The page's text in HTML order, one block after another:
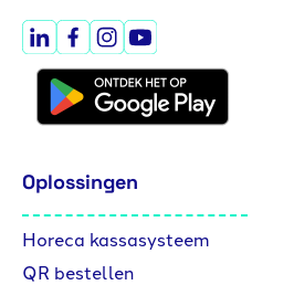
Oplossingen
Horeca kassasysteem
QR bestellen